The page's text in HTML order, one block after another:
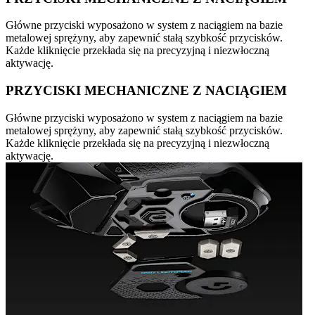
Główne przyciski wyposażono w system z naciągiem na bazie
metalowej sprężyny, aby zapewnić stałą szybkość przycisków.
Każde kliknięcie przekłada się na precyzyjną i niezwłoczną
aktywację.
PRZYCISKI MECHANICZNE Z NACIĄGIEM
Główne przyciski wyposażono w system z naciągiem na bazie
metalowej sprężyny, aby zapewnić stałą szybkość przycisków.
Każde kliknięcie przekłada się na precyzyjną i niezwłoczną
aktywację.